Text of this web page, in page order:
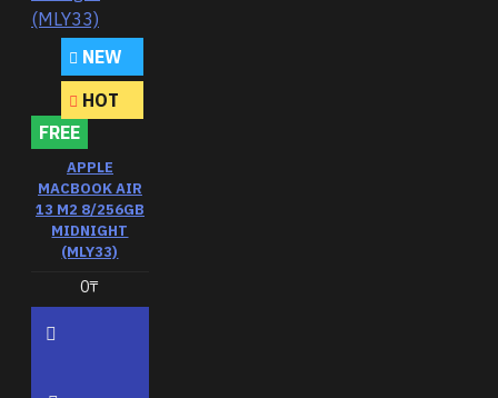
NEW
HOT
FREE
APPLE
MACBOOK AIR
13 M2 8/256GB
MIDNIGHT
(MLY33)
0₸